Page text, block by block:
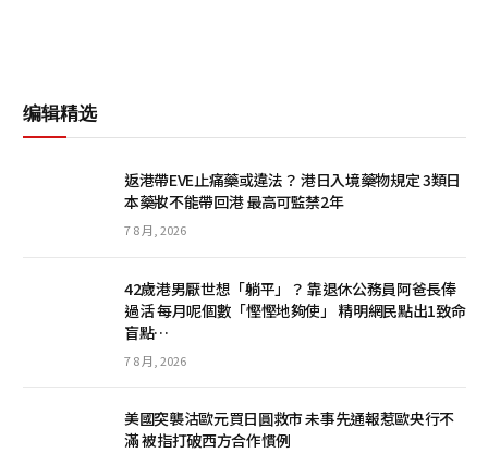
编辑精选
返港帶EVE止痛藥或違法？ 港日入境藥物規定 3類日
本藥妝不能帶回港 最高可監禁2年
7 8 月, 2026
42歲港男厭世想「躺平」？ 靠退休公務員阿爸長俸
過活 每月呢個數「慳慳地夠使」 精明網民點出1致命
盲點…
7 8 月, 2026
美國突襲沽歐元買日圓救市 未事先通報惹歐央行不
滿 被指打破西方合作慣例